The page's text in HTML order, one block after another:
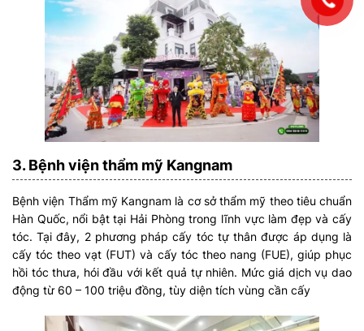
3. Bệnh viện thẩm mỹ Kangnam
Bệnh viện Thẩm mỹ Kangnam là cơ sở thẩm mỹ theo tiêu chuẩn
Hàn Quốc, nổi bật tại Hải Phòng trong lĩnh vực làm đẹp và cấy
tóc. Tại đây, 2 phương pháp cấy tóc tự thân được áp dụng là
cấy tóc theo vạt (FUT) và cấy tóc theo nang (FUE), giúp phục
hồi tóc thưa, hói đầu với kết quả tự nhiên. Mức giá dịch vụ dao
động từ 60 – 100 triệu đồng, tùy diện tích vùng cần cấy